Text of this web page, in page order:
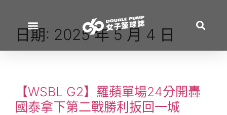
日期: 2025 年 5 月 4 日
【WSBL G2】羅蘋單場24分開轟
國泰拿下第二戰勝利扳回一城